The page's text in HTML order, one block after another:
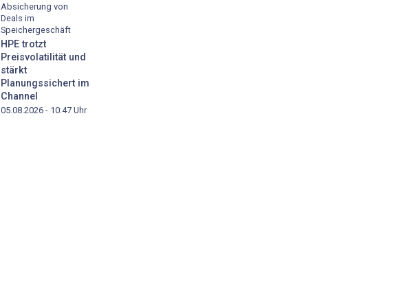
Absicherung von
Deals im
Speichergeschäft
HPE trotzt
Preisvolatilität und
stärkt
Planungssichert im
Channel
05.08.2026 - 10:47 Uhr